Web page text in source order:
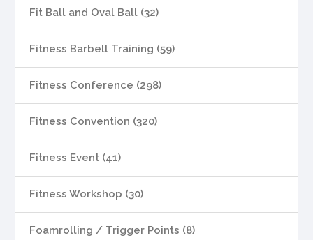
Fit Ball and Oval Ball (32)
Fitness Barbell Training (59)
Fitness Conference (298)
Fitness Convention (320)
Fitness Event (41)
Fitness Workshop (30)
Foamrolling / Trigger Points (8)